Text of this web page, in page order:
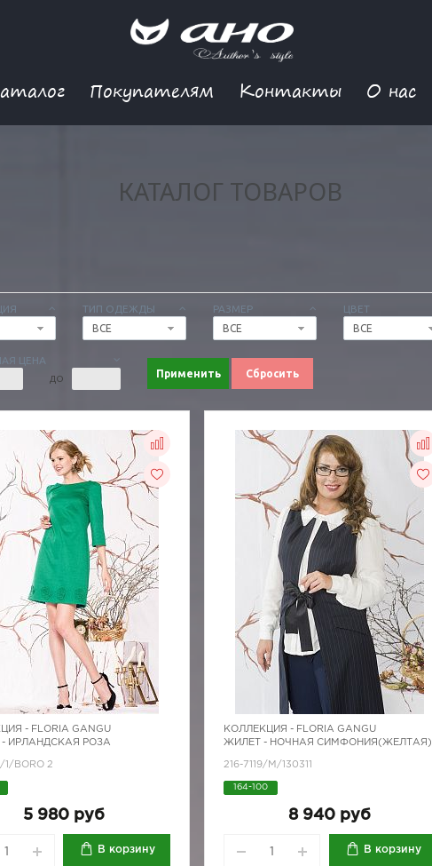
Покупателям Контакты О нас
КАТАЛОГ ТОВАРОВ
ТИП ОДЕЖДЫ
ВСЕ
РАЗМЕР
ВСЕ
ЦВЕТ
ВСЕ
ЦЕНА
ДО Применить Сбросить
- FLORIA GANGU
- ИРЛАНДСКАЯ РОЗА
1/BORO 2
5 980 руб
В корзину
КОЛЛЕКЦИЯ - FLORIA GANGU
ЖИЛЕТ - НОЧНАЯ СИМФОНИЯ(ЖЕЛТАЯ)
216-7119/М/130311
164-100
8 940 руб
В корзину